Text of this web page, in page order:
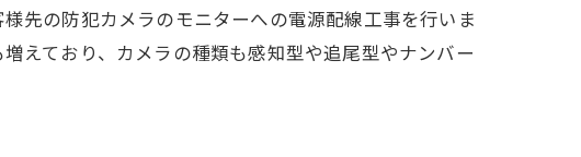
先の防犯カメラのモニターへの電源配線工事を行いま
えており、カメラの種類も感知型や追尾型やナンバー